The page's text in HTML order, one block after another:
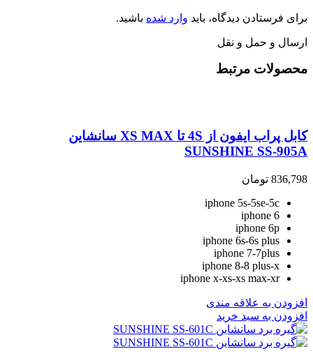
برای فرستادن دیدگاه، باید وارد شده باشید.
ارسال و حمل و نقل
محصولات مرتبط
کابل پراب ایفون از 4S تا XS MAX سانشاین
SUNSHINE SS-905A
836,798 تومان
iphone 5s-5se-5c
iphone 6
iphone 6p
iphone 6s-6s plus
iphone 7-7plus
iphone 8-8 plus-x
iphone x-xs-xs max-xr
افزودن به علاقه مندی
افزودن به سبد خرید